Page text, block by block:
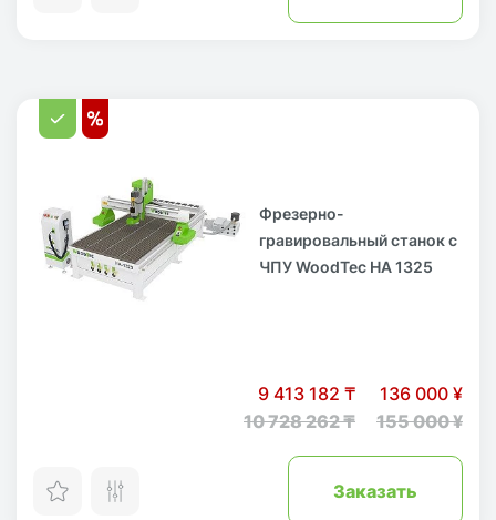
Фрезерно-
гравировальный станок с
ЧПУ WoodTec HA 1325
9 413 182 ₸
10 728 262 ₸
136 000 ¥
155 000 ¥
Заказать